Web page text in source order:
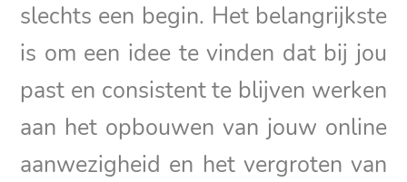
slechts een begin. Het belangrijkste
is om een idee te vinden dat bij jou
past en consistent te blijven werken
aan het opbouwen van jouw online
aanwezigheid en het vergroten van